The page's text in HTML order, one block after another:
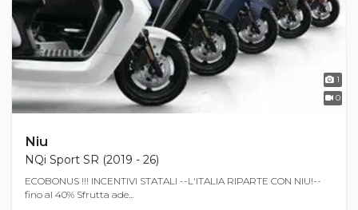
1
0
Niu
NQi Sport SR (2019 - 26)
ECOBONUS !!! INCENTIVI STATALI --L'ITALIA RIPARTE CON NIU!--
fino al 40% Sfrutta ade...